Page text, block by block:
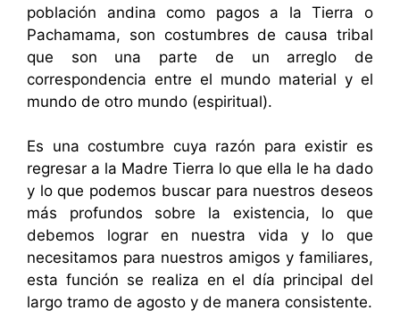
población andina como pagos a la Tierra o
Pachamama, son costumbres de causa tribal
que son una parte de un arreglo de
correspondencia entre el mundo material y el
mundo de otro mundo (espiritual).
Es una costumbre cuya razón para existir es
regresar a la Madre Tierra lo que ella le ha dado
y lo que podemos buscar para nuestros deseos
más profundos sobre la existencia, lo que
debemos lograr en nuestra vida y lo que
necesitamos para nuestros amigos y familiares,
esta función se realiza en el día principal del
largo tramo de agosto y de manera consistente.